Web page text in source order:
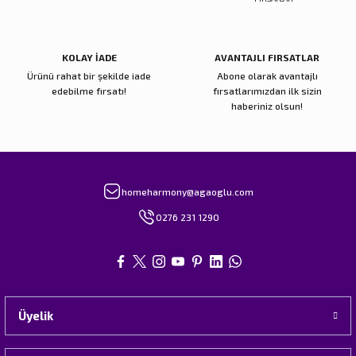
KOLAY İADE
Ürünü rahat bir şekilde iade
edebilme fırsatı!
AVANTAJLI FIRSATLAR
Abone olarak avantajlı
fırsatlarımızdan ilk sizin
haberiniz olsun!
homeharmony@agaoglu.com
0276 231 1290
Üyelik